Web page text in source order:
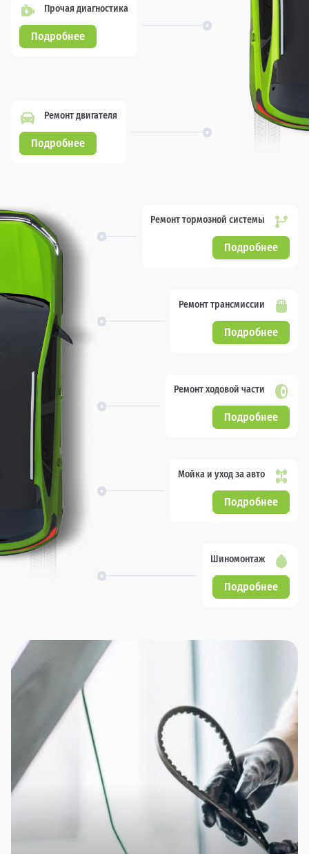
Прочая диагностика
Подробнее
Ремонт двигателя
Подробнее
Ремонт тормозной системы
Подробнее
Ремонт трансмиссии
Подробнее
Ремонт ходовой части
Подробнее
Мойка и уход за авто
Подробнее
Шиномонтаж
Подробнее